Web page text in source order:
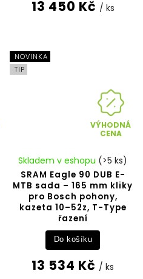
13 450 Kč / ks
NOVINKA
TIP
VÝHODNÁ
CENA
SRAM Eagle 90 DUB E-
MTB sada – 165 mm kliky
pro Bosch pohony,
kazeta 10–52z, T-Type
řazení
Skladem v eshopu (>5 ks)
13 534 Kč / ks
Do košíku